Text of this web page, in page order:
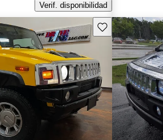
Verif. disponibilidad
Guarda este Aviso